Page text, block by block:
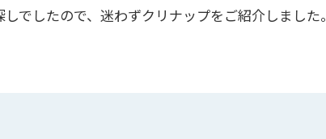
でしたので、迷わずクリナップをご紹介しました。